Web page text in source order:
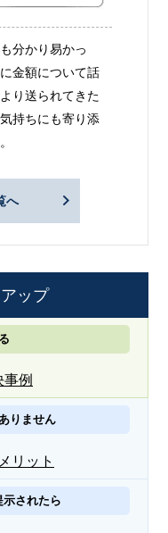
分かり易かっ
金額について話
り送られてきた
持ちにも寄り添
へ
ップ
例
りません
リット
されたら